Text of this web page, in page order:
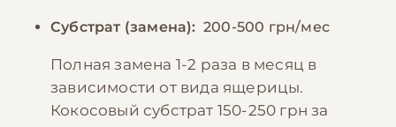
Субстрат (замена): 200-500 грн/мес
Полная замена 1-2 раза в месяц в
зависимости от вида ящерицы.
Кокосовый субстрат 150-250 грн за